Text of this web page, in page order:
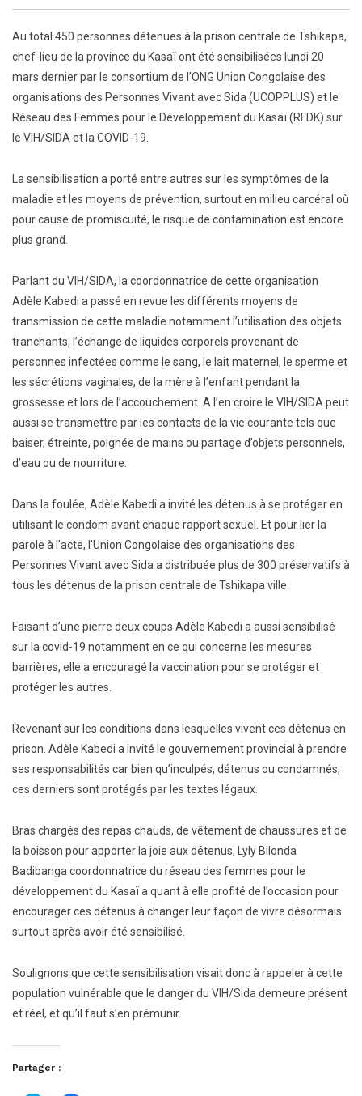
Au total 450 personnes détenues à la prison centrale de Tshikapa,
chef-lieu de la province du Kasaï ont été sensibilisées lundi 20
mars dernier par le consortium de l’ONG Union Congolaise des
organisations des Personnes Vivant avec Sida (UCOPPLUS) et le
Réseau des Femmes pour le Développement du Kasaï (RFDK) sur
le VIH/SIDA et la COVID-19.
La sensibilisation a porté entre autres sur les symptômes de la
maladie et les moyens de prévention, surtout en milieu carcéral où
pour cause de promiscuité, le risque de contamination est encore
plus grand.
Parlant du VIH/SIDA, la coordonnatrice de cette organisation
Adèle Kabedi a passé en revue les différents moyens de
transmission de cette maladie notamment l’utilisation des objets
tranchants, l’échange de liquides corporels provenant de
personnes infectées comme le sang, le lait maternel, le sperme et
les sécrétions vaginales, de la mère à l’enfant pendant la
grossesse et lors de l’accouchement. A l’en croire le VIH/SIDA peut
aussi se transmettre par les contacts de la vie courante tels que
baiser, étreinte, poignée de mains ou partage d’objets personnels,
d’eau ou de nourriture.
Dans la foulée, Adèle Kabedi a invité les détenus à se protéger en
utilisant le condom avant chaque rapport sexuel. Et pour lier la
parole à l’acte, l’Union Congolaise des organisations des
Personnes Vivant avec Sida a distribuée plus de 300 préservatifs à
tous les détenus de la prison centrale de Tshikapa ville.
Faisant d’une pierre deux coups Adèle Kabedi a aussi sensibilisé
sur la covid-19 notamment en ce qui concerne les mesures
barrières, elle a encouragé la vaccination pour se protéger et
protéger les autres.
Revenant sur les conditions dans lesquelles vivent ces détenus en
prison. Adèle Kabedi a invité le gouvernement provincial à prendre
ses responsabilités car bien qu’inculpés, détenus ou condamnés,
ces derniers sont protégés par les textes légaux.
Bras chargés des repas chauds, de vêtement de chaussures et de
la boisson pour apporter la joie aux détenus, Lyly Bilonda
Badibanga coordonnatrice du réseau des femmes pour le
développement du Kasaï a quant à elle profité de l’occasion pour
encourager ces détenus à changer leur façon de vivre désormais
surtout après avoir été sensibilisé.
Soulignons que cette sensibilisation visait donc à rappeler à cette
population vulnérable que le danger du VIH/Sida demeure présent
et réel, et qu’il faut s’en prémunir.
Partager :